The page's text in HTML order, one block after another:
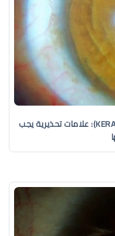
أعراض القرنية المخروطية (KERATOCONUS): علامات تحذيرية يجب